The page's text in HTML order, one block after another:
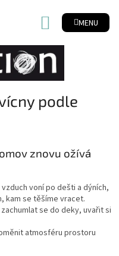
NÁKUPNÍ
KOŠÍK
podle
znovu ožívá
voní po dešti a dýních,
kam se těšíme vracet.
se do deky, uvařit si
atmosféru prostoru